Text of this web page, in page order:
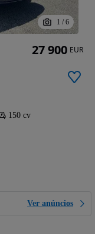
1 / 6
150 cv
Ver anúncios
27 900 EUR